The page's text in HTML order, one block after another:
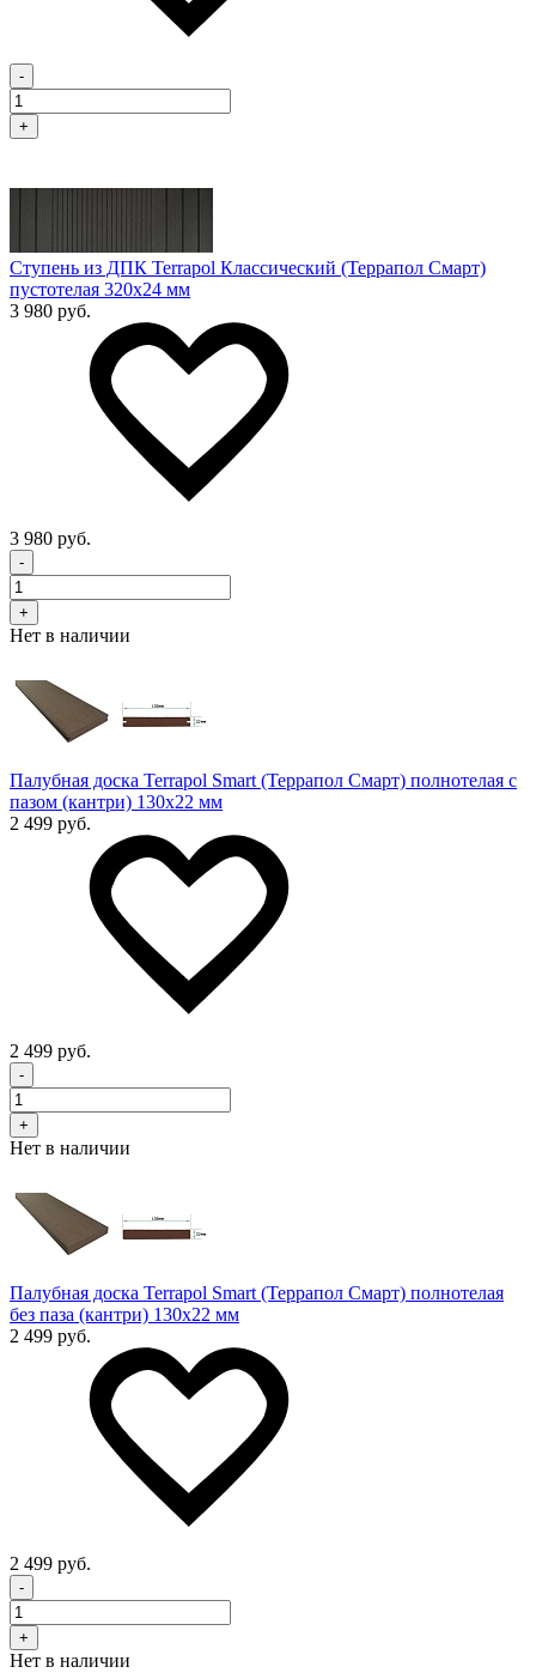
-
+
Ступень из ДПК Terrapol Классический (Террапол Смарт)
пустотелая 320х24 мм
3 980 руб.
3 980 руб.
-
+
Нет в наличии
Палубная доска Terrapol Smart (Террапол Смарт) полнотелая с
пазом (кантри) 130х22 мм
2 499 руб.
2 499 руб.
-
+
Нет в наличии
Палубная доска Terrapol Smart (Террапол Смарт) полнотелая
без паза (кантри) 130х22 мм
2 499 руб.
2 499 руб.
-
+
Нет в наличии